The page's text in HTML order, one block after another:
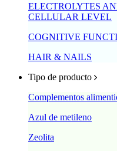
ELECTROLYTES
CELLULAR LEVEL
COGNITIVE
HAIR & NAILS
Tipo de producto
Complementos
Azul de metileno
Zeolita